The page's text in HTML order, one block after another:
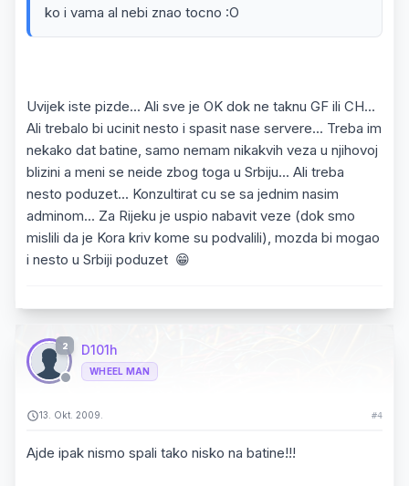
ko i vama al nebi znao tocno :O
Uvijek iste pizde... Ali sve je OK dok ne taknu GF ili CH...
Ali trebalo bi ucinit nesto i spasit nase servere... Treba im
nekako dat batine, samo nemam nikakvih veza u njihovoj
blizini a meni se neide zbog toga u Srbiju... Ali treba
nesto poduzet... Konzultirat cu se sa jednim nasim
adminom... Za Rijeku je uspio nabavit veze (dok smo
mislili da je Kora kriv kome su podvalili), mozda bi mogao
i nesto u Srbiji poduzet 😁
2 D101h
WHEEL MAN
13. Okt. 2009. #4
Ajde ipak nismo spali tako nisko na batine!!!